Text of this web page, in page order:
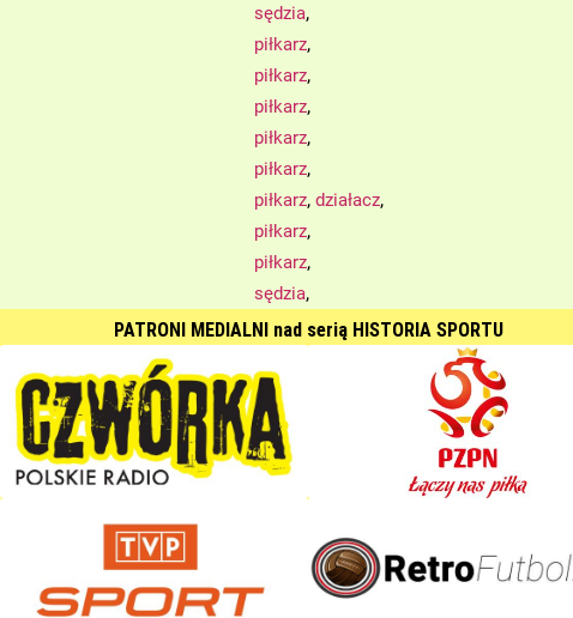
sędzia,
piłkarz,
piłkarz,
piłkarz,
piłkarz,
piłkarz,
piłkarz, działacz,
piłkarz,
piłkarz,
sędzia,
PATRONI MEDIALNI nad serią HISTORIA SPORTU